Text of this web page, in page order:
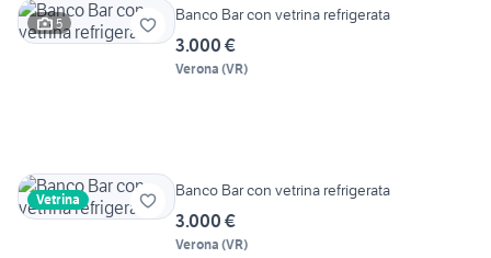
5 Banco Bar con vetrina refrigerata
3.000 €
Verona (VR)
Vetrina Banco Bar con vetrina refrigerata
3.000 €
Verona (VR)